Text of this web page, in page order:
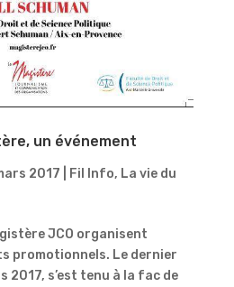
un événement
2017 Fil Info, La vie du
JCO organisent
promotionnels. Le dernier
2017, s’est tenu à la fac de